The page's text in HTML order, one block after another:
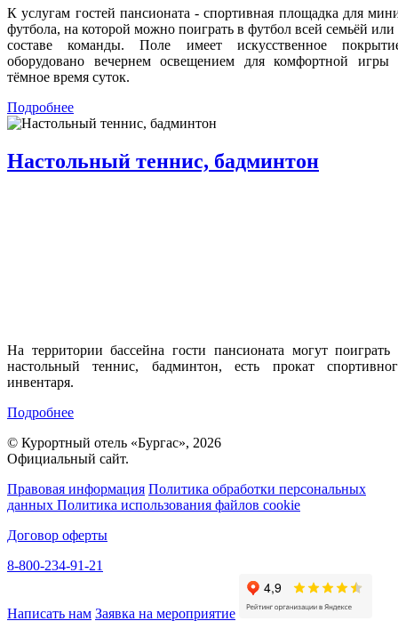
К услугам гостей пансионата - спортивная площадка для
футбола, на которой можно поиграть в футбол всей семьёй или
составе команды. Поле имеет искусственное
оборудовано вечернем освещением для комфортной игры
тёмное время суток.
Подробнее
Настольный теннис, бадминтон
На территории бассейна гости пансионата могут поиграть
настольный теннис, бадминтон, есть прокат
инвентаря.
Подробнее
© Курортный отель «Бургас», 2026
Официальный сайт.
Правовая информация Политика обработки персональных
данных Политика использования файлов cookie
Договор оферты
8-800-234-91-21
Написать нам Заявка на мероприятие